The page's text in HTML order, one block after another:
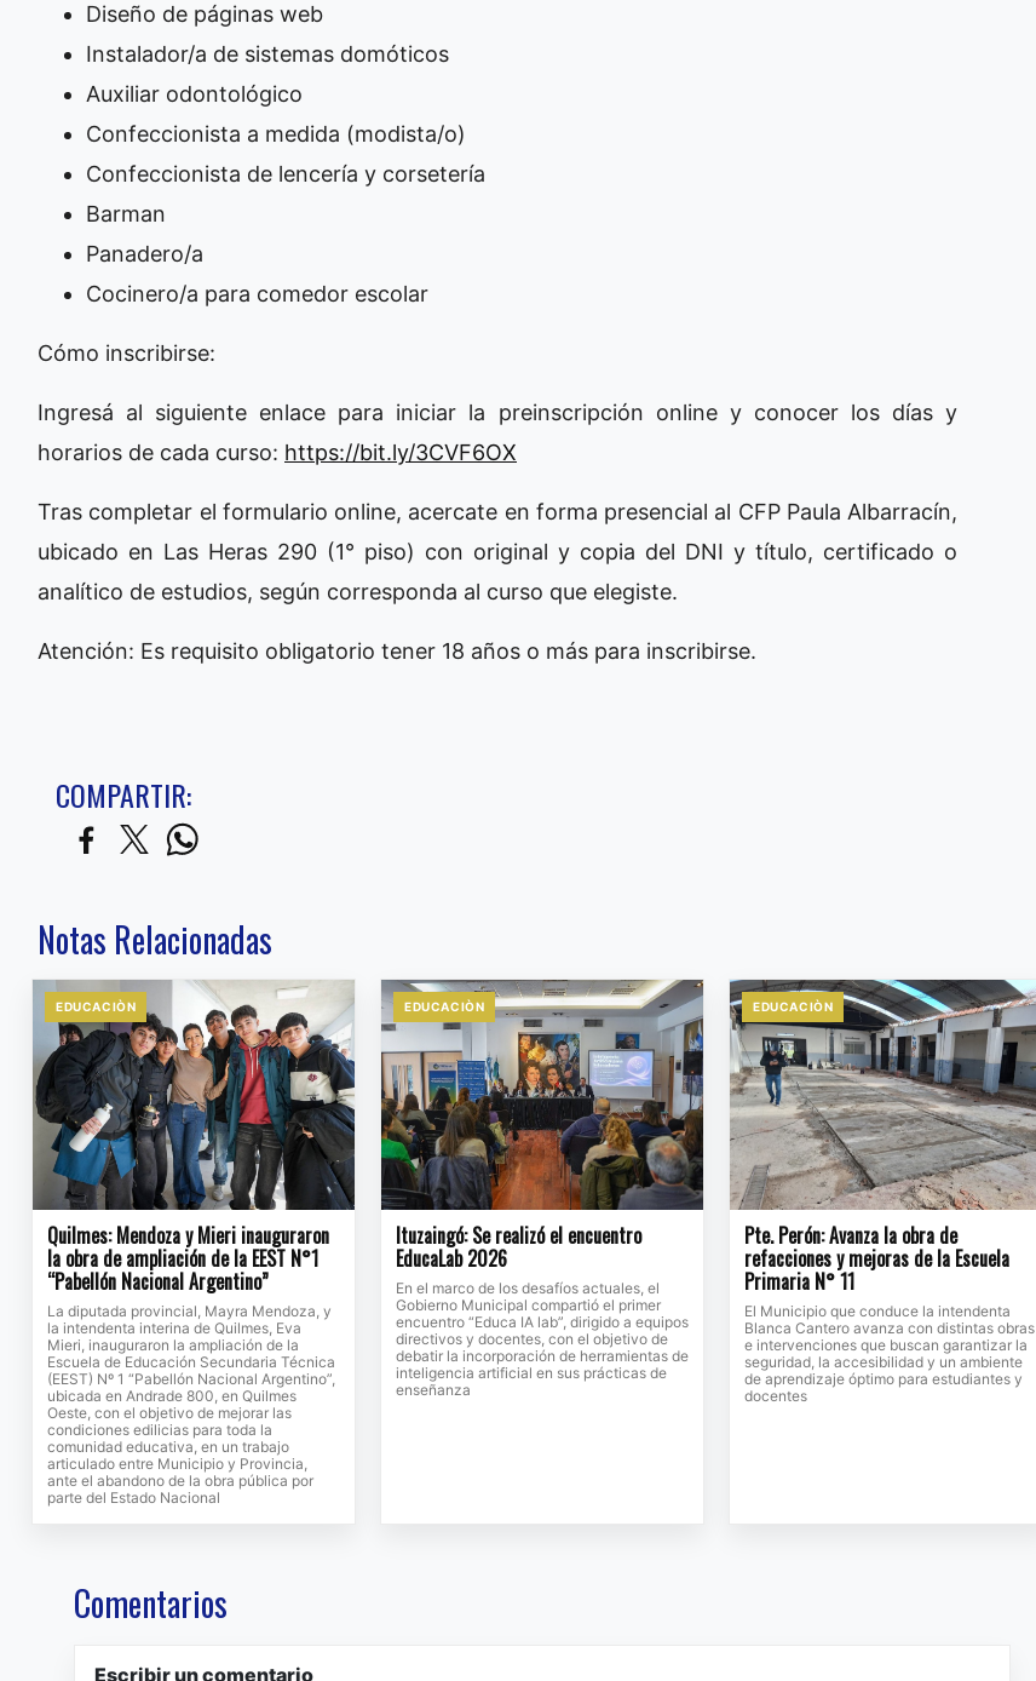
Diseño de páginas web
Instalador/a de sistemas domóticos
Auxiliar odontológico
Confeccionista a medida (modista/o)
Confeccionista de lencería y corsetería
Barman
Panadero/a
Cocinero/a para comedor escolar
Cómo inscribirse:
Ingresá al siguiente enlace para iniciar la preinscripción online y conocer los días y
horarios de cada curso: https://bit.ly/3CVF6OX
Tras completar el formulario online, acercate en forma presencial al CFP Paula Albarracín,
ubicado en Las Heras 290 (1° piso) con original y copia del DNI y título, certificado o
analítico de estudios, según corresponda al curso que elegiste.
Atención: Es requisito obligatorio tener 18 años o más para inscribirse.
COMPARTIR:
Notas Relacionadas
EDUCACIÒN
Quilmes: Mendoza y Mieri inauguraron
la obra de ampliación de la EEST N°1
“Pabellón Nacional Argentino”
La diputada provincial, Mayra Mendoza, y
la intendenta interina de Quilmes, Eva
Mieri, inauguraron la ampliación de la
Escuela de Educación Secundaria Técnica
(EEST) Nº 1 “Pabellón Nacional Argentino”,
ubicada en Andrade 800, en Quilmes
Oeste, con el objetivo de mejorar las
condiciones edilicias para toda la
comunidad educativa, en un trabajo
articulado entre Municipio y Provincia,
ante el abandono de la obra pública por
parte del Estado Nacional
EDUCACIÒN
Ituzaingó: Se realizó el encuentro
EducaLab 2026
En el marco de los desafíos actuales, el
Gobierno Municipal compartió el primer
encuentro “Educa IA lab”, dirigido a equipos
directivos y docentes, con el objetivo de
debatir la incorporación de herramientas de
inteligencia artificial en sus prácticas de
enseñanza
EDUCACIÒN
Pte. Perón: Avanza la obra de
refacciones y mejoras de la Escuela
Primaria N° 11
El Municipio que conduce la intendenta
Blanca Cantero avanza con distintas obras
e intervenciones que buscan garantizar la
seguridad, la accesibilidad y un ambiente
de aprendizaje óptimo para estudiantes y
docentes
Comentarios
Escribir un comentario